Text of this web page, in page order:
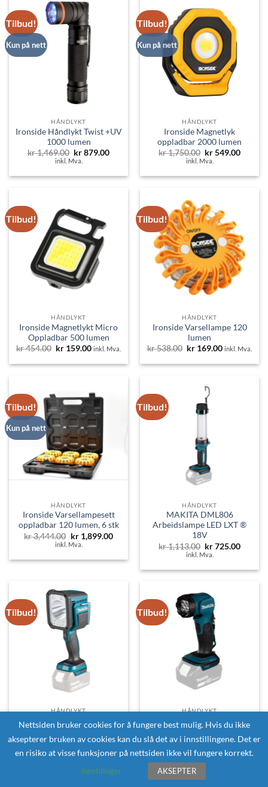
Tilbud!
Kun på nett
HÅNDLYKT
Ironside Håndlykt Twist +UV
1000 lumen
kr1,469.00 Opprinnelig
pris
kr 1,469.00.
kr879.00Nåværende
kr 879.00.
inkl. Mva.
Tilbud!
Kun på nett
HÅNDLYKT
Ironside Magnetlyk
oppladbar 2000 lumen
kr1,750.00 Opprinnelig
pris
kr 1,750.00.
kr549.00
kr
inkl. Mva.
Tilbud!
HÅNDLYKT
Ironside Magnetlykt Micro
Oppladbar 500 lumen
kr454.00 Opprinnelig
var:
kr 159.00Nåværende
er:
inkl. Mva.
Tilbud!
HÅNDLYKT
Ironside Varsellampe 120
lumen
kr538.00 Opprinnelig
var:
kr 169.00Nåværende
er:
inkl. Mva.
Tilbud!
Kun på nett
HÅNDLYKT
Ironside Varsellampesett
oppladbar 120 lumen, 6 stk
kr3,444.00 Opprinnelig
pris
kr 3,444.00.
kr1,899.00Nåværende
kr 1,899.00.
inkl. Mva.
Tilbud!
HÅNDLYKT
MAKITA DML806
Arbeidslampe LED LXT ®
18V
kr1,113.00 Opprinnelig
pris
kr 1,113.00.
kr725.00
kr
inkl. Mva.
Tilbud!
HÅNDLYKT
MAKITA DML812 Lykt LXT®
18V
kr2,238.00 Opprinnelig
pris
var:
kr1,455.00Nåværende
pris
er:
kr 1,455.00.
inkl. Mva.
Tilbud!
HÅNDLYKT
MAKITA DML815 Lykt LXT®
18V
kr613.00 Opprinnelig
pris
var:
kr 613.00.
kr400.00Nåværende
pris
er:
inkl. Mva.
Nettsiden bruker cookies for å fungere best mulig. Hvis du ikke
aksepterer bruken av cookies kan du slå det av i innstillingene. Det er
en risiko at visse funksjoner på nettsiden ikke vil fungere korrekt.
Innstillinger AKSEPTER